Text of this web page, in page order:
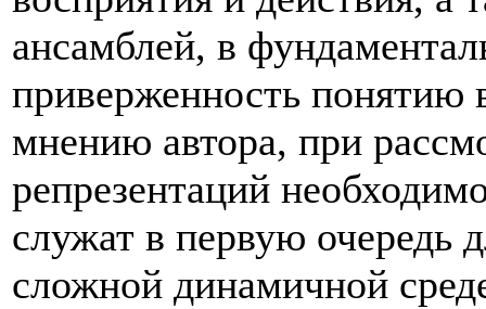
ансамблей, в
приверженность понятию
мнению автора, при
репрезентаций
служат в первую очередь
сложной динамичной